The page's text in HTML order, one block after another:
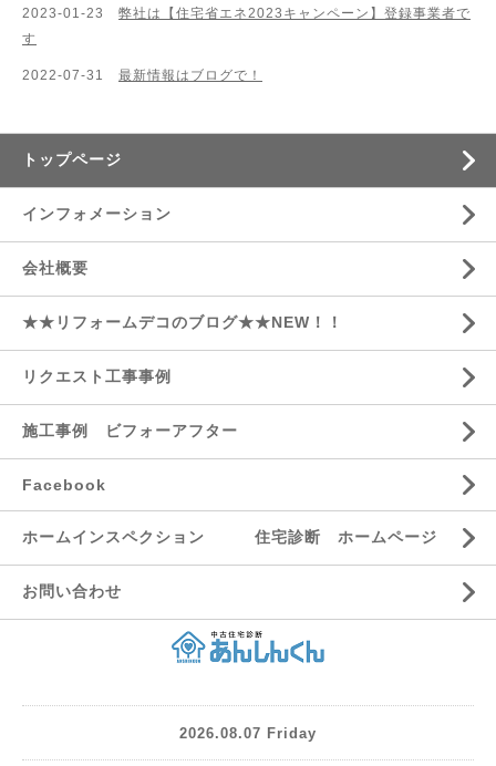
2023-01-23
弊社は【住宅省エネ2023キャンペーン】登録事業者で
す
2022-07-31 最新情報はブログで！
トップページ
インフォメーション
会社概要
★★リフォームデコのブログ★★NEW！！
リクエスト工事事例
施工事例 ビフォーアフター
Facebook
ホームインスペクション 住宅診断 ホームページ
お問い合わせ
2026.08.07 Friday